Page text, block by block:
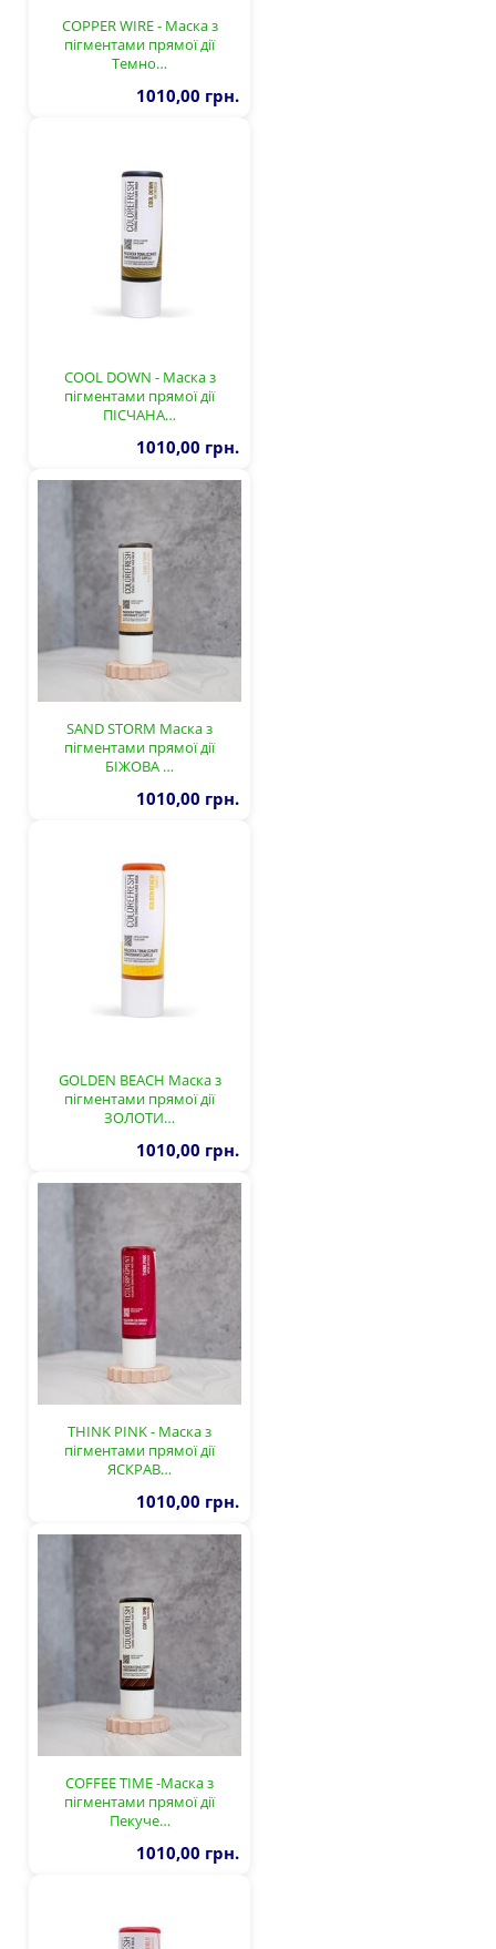
COPPER WIRE - Маска з
пігментами прямої дії
Темно…
1010,00 грн.
COOL DOWN - Маска з
пігментами прямої дії
ПІСЧАНА…
1010,00 грн.
SAND STORM Маска з
пігментами прямої дії
БІЖОВА …
1010,00 грн.
GOLDEN BEACH Маска з
пігментами прямої дії
ЗОЛОТИ…
1010,00 грн.
THINK PINK - Маска з
пігментами прямої дії
ЯСКРАВ…
1010,00 грн.
COFFEE TIME -Маска з
пігментами прямої дії
Пекуче…
1010,00 грн.